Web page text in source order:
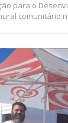
para o
comunitário